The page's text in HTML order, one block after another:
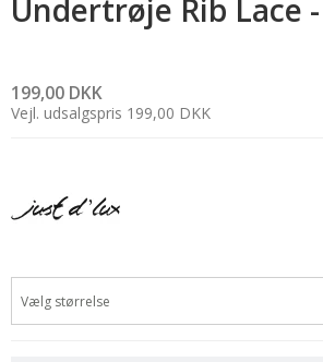
Undertrøje Rib Lace
199,00 DKK
Vejl. udsalgspris 199,00 DKK
Vælg størrelse